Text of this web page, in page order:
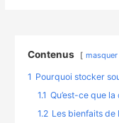
Contenus masquer
1 Pourquoi stocker
1.1 Qu’est-ce que
1.2 Les bienfaits de